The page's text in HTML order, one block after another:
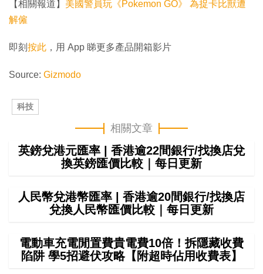
【相關報道】 美國警員玩《Pokemon GO》 為捉卡比獸遭
解僱
即刻 按此 ，用 App 睇更多產品開箱影片
Source: Gizmodo
科技
相關文章
英鎊兌港元匯率 | 香港逾22間銀行/找換店兌
換英鎊匯價比較｜每日更新
人民幣兌港幣匯率 | 香港逾20間銀行/找換店
兌換人民幣匯價比較｜每日更新
電動車充電閒置費貴電費10倍！拆隱藏收費
陷阱 學5招避伏攻略【附超時佔用收費表】